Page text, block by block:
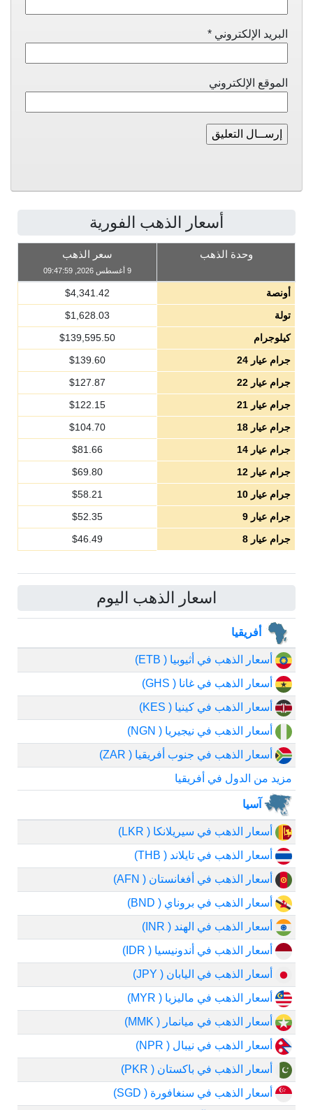
البريد الإلكتروني *
الموقع الإلكتروني
أسعار الذهب الفورية
وحدة الذهب سعر الذهب
9 أغسطس 2026, 09:47:59
أونصة $4,341.42
تولة
$1,628.03
كيلوجرام
$139,595.50
جرام عيار 24
$139.60
جرام عيار 22
$127.87
جرام عيار 21
$122.15
جرام عيار 18
$104.70
جرام عيار 14
$81.66
جرام عيار 12
$69.80
جرام عيار 10
$58.21
جرام عيار 9
$52.35
جرام عيار 8
$46.49
اسعار الذهب اليوم
أفريقيا
أسعار الذهب في أثيوبيا ( ETB)
أسعار الذهب في غانا ( GHS)
أسعار الذهب في كينيا ( KES)
أسعار الذهب في نيجيريا ( NGN)
أسعار الذهب في جنوب أفريقيا ( ZAR)
مزيد من الدول في أفريقيا
آسيا
أسعار الذهب في سيريلانكا ( LKR)
أسعار الذهب في تايلاند ( THB)
أسعار الذهب في أفغانستان ( AFN)
أسعار الذهب في بروناي ( BND)
أسعار الذهب في الهند ( INR)
أسعار الذهب في أندونيسيا ( IDR)
أسعار الذهب في اليابان ( JPY)
أسعار الذهب في ماليزيا ( MYR)
أسعار الذهب في ميانمار ( MMK)
أسعار الذهب في نيبال ( NPR)
أسعار الذهب في باكستان ( PKR)
أسعار الذهب في سنغافورة ( SGD)